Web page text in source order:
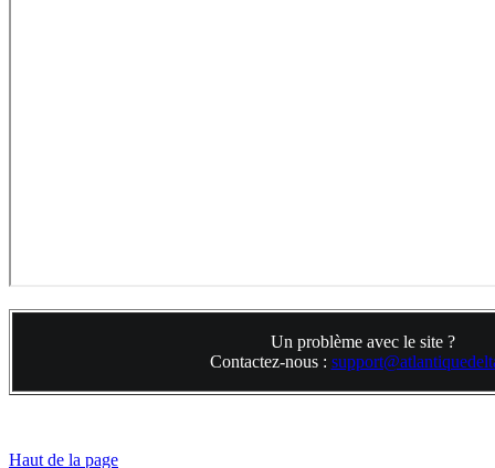
Un problème avec le site ?
Contactez-nous :
Haut de la page